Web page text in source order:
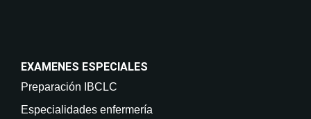
EXAMENES ESPECIALES
Preparación IBCLC
Especialidades enfermería